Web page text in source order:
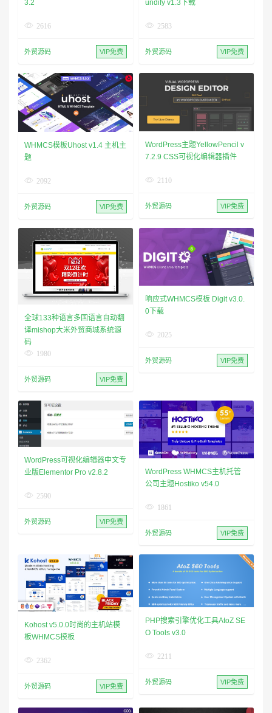
3.2
2616
外贸源码 VIP免费
undify v1.3下载
2583
外贸源码 VIP免费
WHMCS模板Uhost v1.4 主机主
题
2092
外贸源码 VIP免费
WordPress主题YellowPencil v
7.2.9 CSS可视化编辑器插件
2110
外贸源码 VIP免费
全球133种语言多国语言自动翻
译mishop大米外贸商城系统源
码
1980
外贸源码 VIP免费
响应式WHMCS模板 Digit v3.0.
0下载
2025
外贸源码 VIP免费
WordPress可视化编辑器中文专
业版Elementor Pro v2.8.2
2590
外贸源码 VIP免费
WordPress WHMCS主机托管
公司主题Hostiko v54.0
1861
外贸源码 VIP免费
Kohost v5.0.0时尚的主机站模
板WHMCS模板
2362
外贸源码 VIP免费
PHP搜索引擎优化工具AtoZ SE
O Tools v3.0
2211
外贸源码 VIP免费